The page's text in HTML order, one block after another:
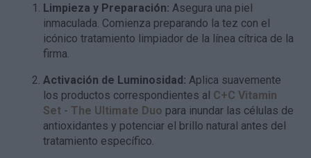
Limpieza y Preparación: Asegura una piel
inmaculada. Comienza preparando la tez con el
icónico tratamiento limpiador de la línea cítrica de la
firma.
Activación de Luminosidad: Aplica suavemente
los productos correspondientes al C+C Vitamin
Set - The Ultimate Duo para inundar las células de
antioxidantes y potenciar el brillo natural antes del
tratamiento específico.